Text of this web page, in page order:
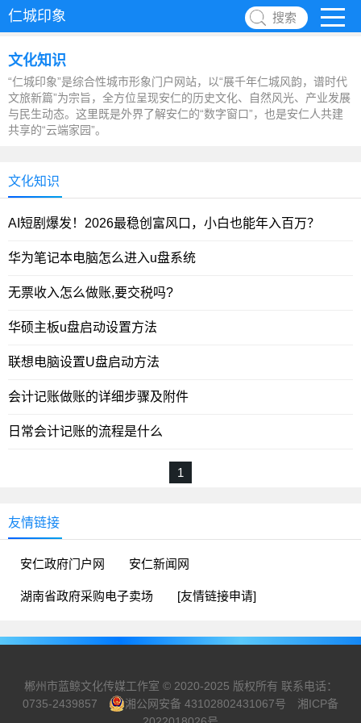
仁城印象 搜索
文化知识
“仁城印象”是综合性城市形象门户网站，以“展千年仁城风韵，谱时代
文旅新篇”为宗旨，全方位呈现安仁的历史文化、自然风光、产业发展
与民生动态。这里既是外界了解安仁的“数字窗口”，也是安仁人共建
共享的“云端家园”。
文化知识
AI短剧爆发！2026最稳创富风口，小白也能年入百万？
华为笔记本电脑怎么进入u盘系统
无票收入怎么做账,要交税吗?
华硕主板u盘启动设置方法
联想电脑设置U盘启动方法
会计记账做账的详细步骤及附件
日常会计记账的流程是什么
1
友情链接
安仁政府门户网 安仁新闻网
湖南省政府采购电子卖场 [友情链接申请]
郴州市蓝鲸文化传媒工作室 © 2020-2025 版权所有 联系电话：
0735-2439857
湘公网安备 43102802431067号
湘ICP备